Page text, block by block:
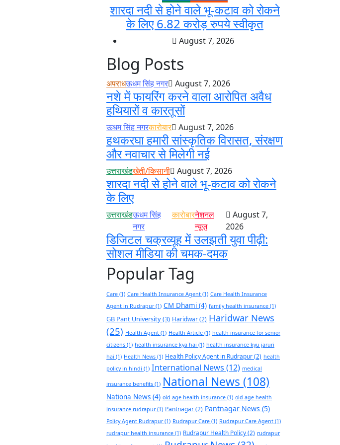
शारदा नदी से होने वाले भू-कटाव को रोकने
के लिए 6.82 करोड़ रुपये स्वीकृत
August 7, 2026
Blog Posts
अपराधऊधम सिंह नगर August 7, 2026
नशे में फायरिंग करने वाला आरोपित अवैध
हथियारों व कारतूसों
ऊधम सिंह नगरकारोबार August 7, 2026
हथकरघा हमारी सांस्कृतिक विरासत, संरक्षण
और नवाचार से मिलेगी नई
उत्तराखंडखेती/किसानी August 7, 2026
शारदा नदी से होने वाले भू-कटाव को रोकने
के लिए
उत्तराखंडऊधम सिंह
नगर
कारोबारनेशनल
न्यूज़
August 7,
2026
डिजिटल चक्रव्यूह में उलझती युवा पीढ़ी:
सोशल मीडिया की चमक-दमक
Popular Tag
Care (1) Care Health Insurance Agent (1) Care Health Insurance
Agent in Rudrapur(1) CM Dhami (4) family health insurance (1)
GB Pant University(3) Haridwar(2) Haridwar News
(25) Health Agent (1) Health Article (1) health insurance for senior
citizens (1) health insurance kya hai (1) health insurance kyu jaruri
hai (1) Health News (1) Health Policy Agent in Rudrapur(2) health
policy in hindi (1) International News (12) medical
insurance benefits (1) National News (108)
Nationa News (4) old age health insurance (1) old age health
insurance rudrapur(1) Pantnagar(2) Pantnagar News (5)
Policy Agent Rudrapur(1) Rudrapur Care (1) Rudrapur Care Agent (1)
rudrapur health insurance (1) Rudrapur Health Policy(2) rudrapur